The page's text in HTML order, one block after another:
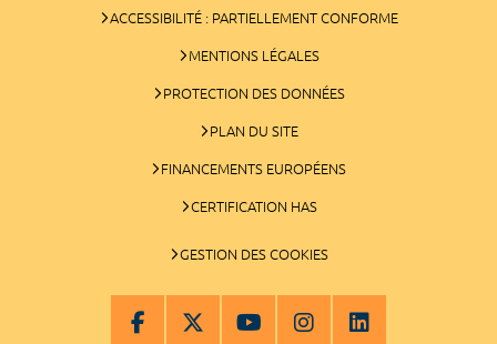
ACCESSIBILITÉ : PARTIELLEMENT CONFORME
MENTIONS LÉGALES
PROTECTION DES DONNÉES
PLAN DU SITE
FINANCEMENTS EUROPÉENS
CERTIFICATION HAS
GESTION DES COOKIES